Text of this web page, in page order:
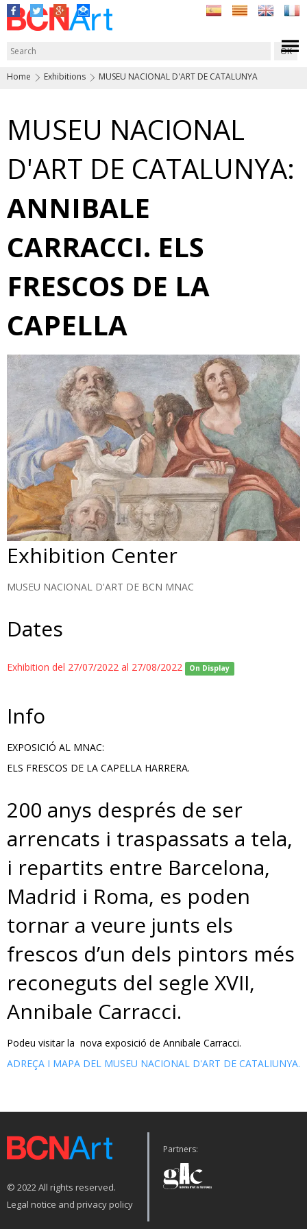
Home Exhibitions MUSEU NACIONAL D'ART DE CATALUNYA
MUSEU NACIONAL
D'ART DE CATALUNYA:
ANNIBALE
CARRACCI. ELS
FRESCOS DE LA
CAPELLA
Exhibition Center
MUSEU NACIONAL D'ART DE BCN MNAC
Dates
Exhibition del 27/07/2022 al 27/08/2022 On Display
Info
EXPOSICIÓ AL MNAC:
ELS FRESCOS DE LA CAPELLA HARRERA.
200 anys després de ser
arrencats i traspassats a tela,
i repartits entre Barcelona,
Madrid i Roma, es poden
tornar a veure junts els
frescos d’un dels pintors més
reconeguts del segle XVII,
Annibale Carracci.
Podeu visitar la nova exposició de Annibale Carracci.
ADREÇA I MAPA DEL MUSEU NACIONAL D'ART DE CATALIUNYA.
© 2022 All rights reserved.
Legal notice and privacy policy
Partners: